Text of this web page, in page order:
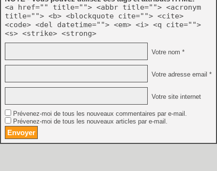
<a href="" title=""> <abbr title=""> <acronym
title=""> <b> <blockquote cite=""> <cite>
<code> <del datetime=""> <em> <i> <q cite="">
<s> <strike> <strong>
Votre nom *
Votre adresse email *
Votre site internet
Prévenez-moi de tous les nouveaux commentaires par e-mail.
Prévenez-moi de tous les nouveaux articles par e-mail.